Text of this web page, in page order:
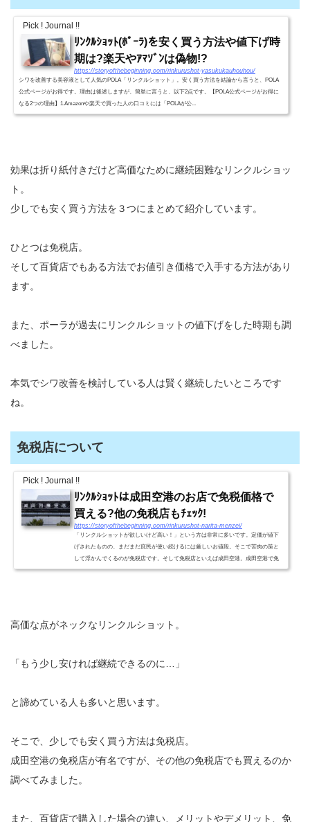
Pick ! Journal !!
ﾘﾝｸﾙｼｮｯﾄ(ﾎﾟｰﾗ)を安く買う方法や値下げ時
期は?楽天やｱﾏｿﾞﾝは偽物!?
https://storyofthebeginning.com/rinkurushot-yasukukauhouhou/
シワを改善する美容液として人気のPOLA「リンクルショット」。安く買う方法を結論から言うと、POLA
公式ページがお得です。理由は後述しますが、簡単に言うと、以下2点です。【POLA公式ページがお得に
なる2つの理由】1.Amazonや楽天で買った人の口コミには「POLAが公...
効果は折り紙付きだけど高価なために継続困難なリンクルショッ
ト。
少しでも安く買う方法を３つにまとめて紹介しています。
ひとつは免税店。
そして百貨店でもある方法でお値引き価格で入手する方法があり
ます。
また、ポーラが過去にリンクルショットの値下げをした時期も調
べました。
本気でシワ改善を検討している人は賢く継続したいところです
ね。
免税店について
Pick ! Journal !!
ﾘﾝｸﾙｼｮｯﾄは成田空港のお店で免税価格で
買える?他の免税店もﾁｪｯｸ!
https://storyofthebeginning.com/rinkurushot-narita-menzei/
「リンクルショットが欲しいけど高い！」という方は非常に多いです。定価が値下
げされたものの、まだまだ庶民が使い続けるには厳しいお値段。そこで苦肉の策と
して浮かんでくるのが免税店です。そして免税店といえば成田空港。成田空港で免
税価格で購入することはで...
高価な点がネックなリンクルショット。
「もう少し安ければ継続できるのに…」
と諦めている人も多いと思います。
そこで、少しでも安く買う方法は免税店。
成田空港の免税店が有名ですが、その他の免税店でも買えるのか
調べてみました。
また、百貨店で購入した場合の違い、メリットやデメリット、免